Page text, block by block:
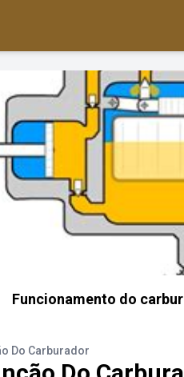
Funcionamento do
Do Carburador